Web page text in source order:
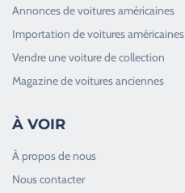
Annonces de voitures américaines
Importation de voitures américaines
Vendre une voiture de collection
Magazine de voitures anciennes
À VOIR
À propos de nous
Nous contacter